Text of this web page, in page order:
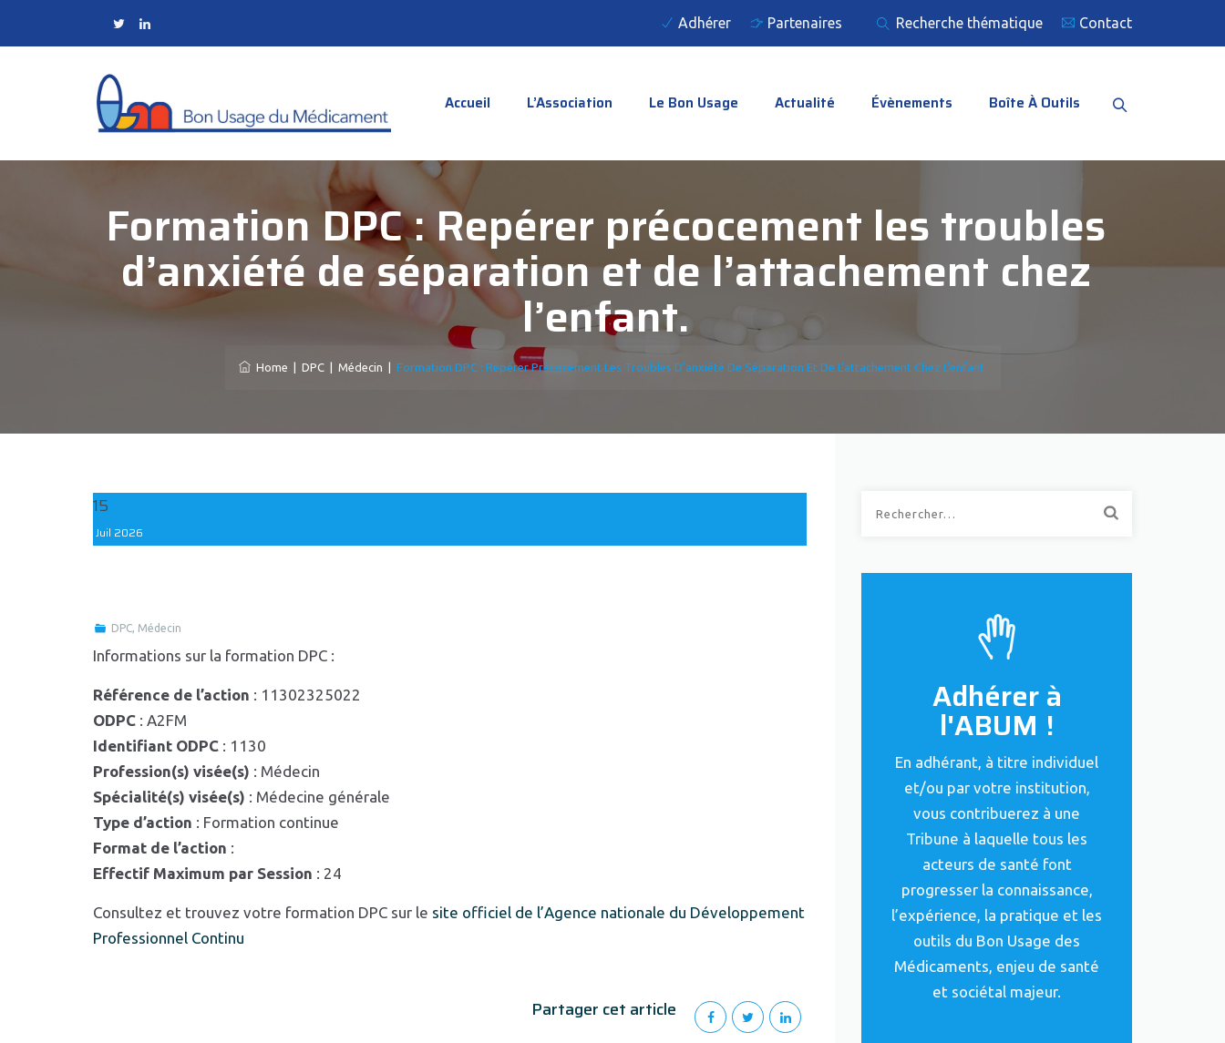
Adhérer Partenaires Recherche thématique Contact
Accueil L’Association Le Bon Usage Actualité Évènements Boîte À Outils
Formation DPC : Repérer précocement les troubles
d’anxiété de séparation et de l’attachement chez
l’enfant.
Home DPC| Médecin Formation DPC : Repérer Précocement Les Troubles D’anxiété De Séparation Et De L’attachement Chez L’enfant.
15
Juil 2026
DPC, Médecin
Informations sur la formation DPC :
Référence de l’action : 11302325022
ODPC : A2FM
Identifiant ODPC : 1130
Profession(s) visée(s) : Médecin
Spécialité(s) visée(s) : Médecine générale
Type d’action : Formation continue
Format de l’action :
Effectif Maximum par Session : 24
Consultez et trouvez votre formation DPC sur le site officiel de l’Agence nationale du Développement
Professionnel Continu
Partager cet article
Adhérer à
l'ABUM !
En adhérant, à titre individuel
et/ou par votre institution,
vous contribuerez à une
Tribune à laquelle tous les
acteurs de santé font
progresser la connaissance,
l’expérience, la pratique et les
outils du Bon Usage des
Médicaments, enjeu de santé
et sociétal majeur.